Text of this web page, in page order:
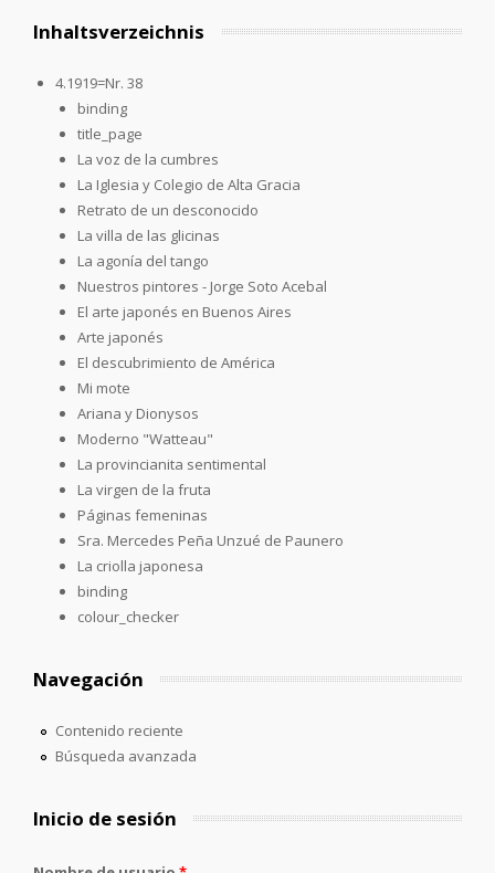
Inhaltsverzeichnis
4.1919=Nr. 38
binding
title_page
La voz de la cumbres
La Iglesia y Colegio de Alta Gracia
Retrato de un desconocido
La villa de las glicinas
La agonía del tango
Nuestros pintores - Jorge Soto Acebal
El arte japonés en Buenos Aires
Arte japonés
El descubrimiento de América
Mi mote
Ariana y Dionysos
Moderno "Watteau"
La provincianita sentimental
La virgen de la fruta
Páginas femeninas
Sra. Mercedes Peña Unzué de Paunero
La criolla japonesa
binding
colour_checker
Navegación
Contenido reciente
Búsqueda avanzada
Inicio de sesión